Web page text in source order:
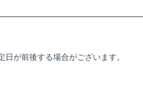
が前後する場合がございます。